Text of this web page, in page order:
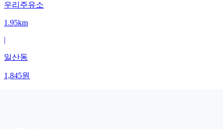
우리주유소
1.95km
|
일산동
1,845원